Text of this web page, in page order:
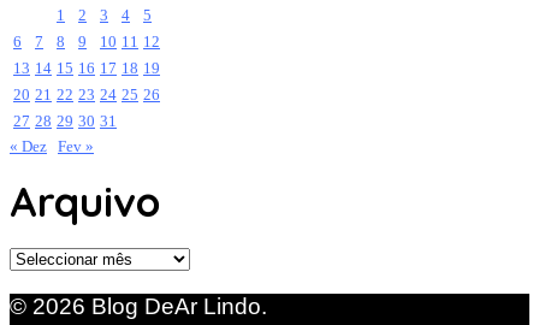
1
2 3 4
5
6
7 8 9 10 11 12
13 14 15 16 17 18 19
20 21 22 23 24 25 26
27 28 29 30 31
« Dez Fev »
Arquivo
Arquivo
© 2026 Blog DeAr Lindo.